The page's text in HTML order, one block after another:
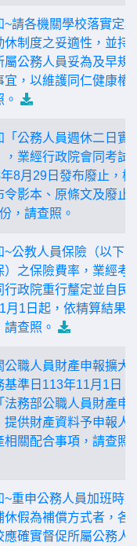
~請各機關學校落實定
休制度之妥適性，並持
屬公務人員妥為及早規
宜，以維護同仁健康權
。
「公務人員週休二日實
，業經行政院會同考試
8月29日發布廢止，檢
令影本、原條文及廢止
，請查照。
~公教人員保險（以下
）之保險費率，業經考
行政院重行釐定並自民
月1日起，依精算結果
請查照。
公職人員財產申報擴大
基準日113年11月1日，
法務部公職人員財產申
提供財產資料予申報人
相關配合事項，請查照
~重申公務人員加班時
休假為補償方式者，各
應確實督促所屬公務人